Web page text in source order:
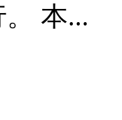
本...